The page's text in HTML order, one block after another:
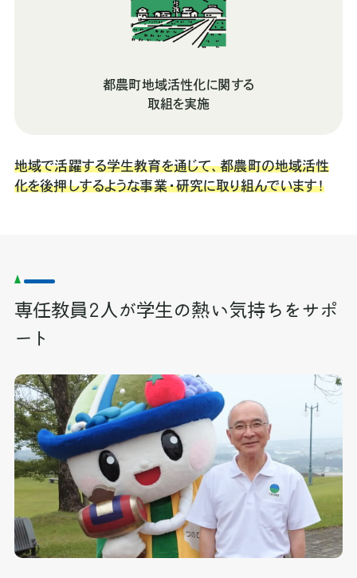
都農町地域活性化に関する
取組を実施
地域で活躍する学生教育を通じて、都農町の地域活性
化を後押しするような事業・研究に取り組んでいます！
専任教員2人が学生の熱い気持ちをサポ
ート